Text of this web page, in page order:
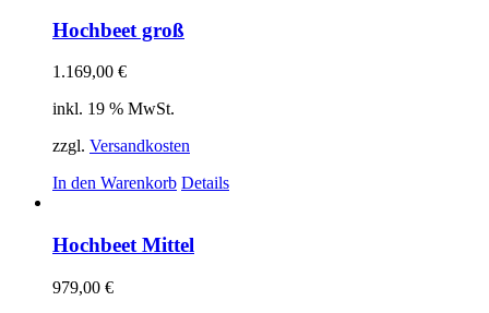
Hochbeet groß
1.169,00 €
inkl. 19 % MwSt.
zzgl. Versandkosten
In den Warenkorb Details
Hochbeet Mittel
979,00 €